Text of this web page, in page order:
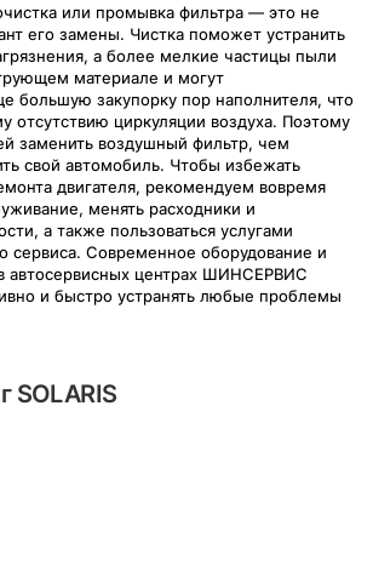
или промывка фильтра — это не
его замены. Чистка поможет устранить
а более мелкие частицы пыли
материале и могут
большую закупорку пор наполнителя, что
отсутствию циркуляции воздуха. Поэтому
заменить воздушный фильтр, чем
свой автомобиль. Чтобы избежать
двигателя, рекомендуем вовремя
менять расходники и
а также пользоваться услугами
сервиса. Современное оборудование и
автосервисных центрах ШИНСЕРВИС
и быстро устранять любые проблемы
SOLARIS